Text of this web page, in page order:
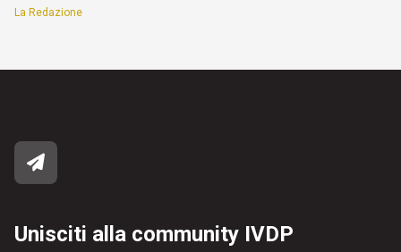
La Redazione
Unisciti alla community IVDP